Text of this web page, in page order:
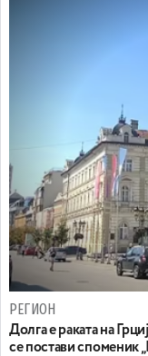
РЕГИОН
Долга е раката на
се постави споменик